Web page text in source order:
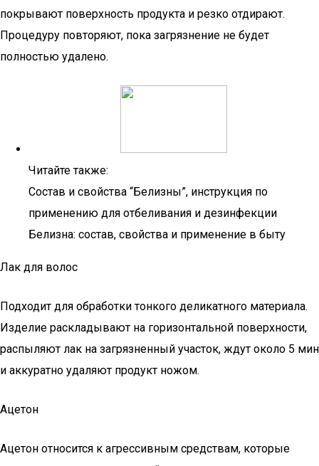
покрывают поверхность продукта и резко отдирают.
Процедуру повторяют, пока загрязнение не будет
полностью удалено.
Читайте также:
Состав и свойства “Белизны”, инструкция по
применению для отбеливания и дезинфекции
Белизна: состав, свойства и применение в быту
Лак для волос
Подходит для обработки тонкого деликатного материала.
Изделие раскладывают на горизонтальной поверхности,
распыляют лак на загрязненный участок, ждут около 5 мин
и аккуратно удаляют продукт ножом.
Ацетон
Ацетон относится к агрессивным средствам, которые